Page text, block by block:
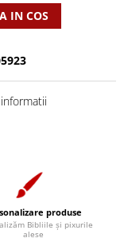
IN COS
produse
Bibliile și pixurile
alese